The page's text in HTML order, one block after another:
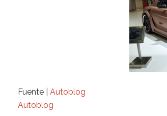
Fuente | Autoblog
Autoblog